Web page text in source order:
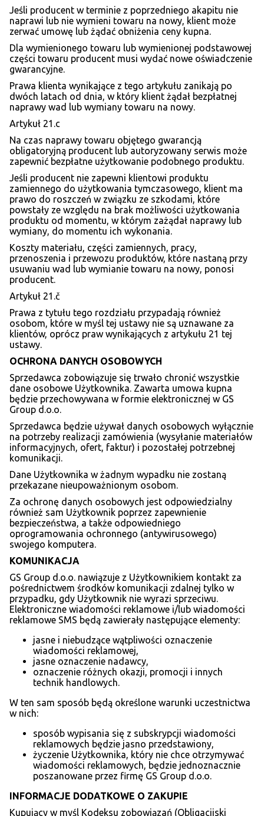
Jeśli producent w terminie z poprzedniego akapitu nie
naprawi lub nie wymieni towaru na nowy, klient może
zerwać umowę lub żądać obniżenia ceny kupna.
Dla wymienionego towaru lub wymienionej podstawowej
części towaru producent musi wydać nowe oświadczenie
gwarancyjne.
Prawa klienta wynikające z tego artykułu zanikają po
dwóch latach od dnia, w który klient żądał bezpłatnej
naprawy wad lub wymiany towaru na nowy.
Artykuł 21.c
Na czas naprawy towaru objętego gwarancją
obligatoryjną producent lub autoryzowany serwis może
zapewnić bezpłatne użytkowanie podobnego produktu.
Jeśli producent nie zapewni klientowi produktu
zamiennego do użytkowania tymczasowego, klient ma
prawo do roszczeń w związku ze szkodami, które
powstały ze względu na brak możliwości użytkowania
produktu od momentu, w którym zażądał naprawy lub
wymiany, do momentu ich wykonania.
Koszty materiału, części zamiennych, pracy,
przenoszenia i przewozu produktów, które nastaną przy
usuwaniu wad lub wymianie towaru na nowy, ponosi
producent.
Artykuł 21.č
Prawa z tytułu tego rozdziału przypadają również
osobom, które w myśl tej ustawy nie są uznawane za
klientów, oprócz praw wynikających z artykułu 21 tej
ustawy.
OCHRONA DANYCH OSOBOWYCH
Sprzedawca zobowiązuje się trwało chronić wszystkie
dane osobowe Użytkownika. Zawarta umowa kupna
będzie przechowywana w formie elektronicznej w GS
Group d.o.o.
Sprzedawca będzie używał danych osobowych wyłącznie
na potrzeby realizacji zamówienia (wysyłanie materiałów
informacyjnych, ofert, faktur) i pozostałej potrzebnej
komunikacji.
Dane Użytkownika w żadnym wypadku nie zostaną
przekazane nieupoważnionym osobom.
Za ochronę danych osobowych jest odpowiedzialny
również sam Użytkownik poprzez zapewnienie
bezpieczeństwa, a także odpowiedniego
oprogramowania ochronnego (antywirusowego)
swojego komputera.
KOMUNIKACJA
GS Group d.o.o. nawiązuje z Użytkownikiem kontakt za
pośrednictwem środków komunikacji zdalnej tylko w
przypadku, gdy Użytkownik nie wyrazi sprzeciwu.
Elektroniczne wiadomości reklamowe i/lub wiadomości
reklamowe SMS będą zawierały następujące elementy:
jasne i niebudzące wątpliwości oznaczenie
wiadomości reklamowej,
jasne oznaczenie nadawcy,
oznaczenie różnych okazji, promocji i innych
technik handlowych.
W ten sam sposób będą określone warunki uczestnictwa
w nich:
sposób wypisania się z subskrypcji wiadomości
reklamowych będzie jasno przedstawiony,
życzenie Użytkownika, który nie chce otrzymywać
wiadomości reklamowych, będzie jednoznacznie
poszanowane przez firmę GS Group d.o.o.
INFORMACJE DODATKOWE O ZAKUPIE
Kupujący w myśl Kodeksu zobowiązań (Obligacijski